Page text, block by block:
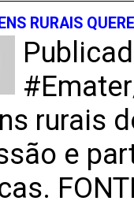
RURAIS
rurais
e